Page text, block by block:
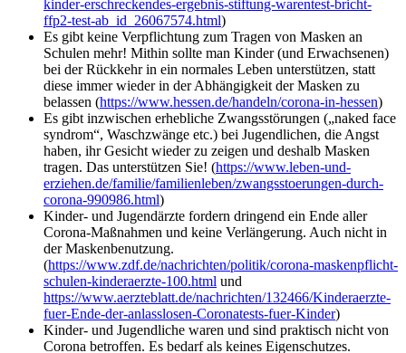
kinder-erschreckendes-ergebnis-stiftung-warentest-bricht-
ffp2-test-ab_id_26067574.html)
Es gibt keine Verpflichtung zum Tragen von Masken an
Schulen mehr! Mithin sollte man Kinder (und Erwachsenen)
bei der Rückkehr in ein normales Leben unterstützen, statt
diese immer wieder in der Abhängigkeit der Masken zu
belassen (https://www.hessen.de/handeln/corona-in-hessen)
Es gibt inzwischen erhebliche Zwangsstörungen („naked face
syndrom“, Waschzwänge etc.) bei Jugendlichen, die Angst
haben, ihr Gesicht wieder zu zeigen und deshalb Masken
tragen. Das unterstützen Sie! (https://www.leben-und-
erziehen.de/familie/familienleben/zwangsstoerungen-durch-
corona-990986.html)
Kinder- und Jugendärzte fordern dringend ein Ende aller
Corona-Maßnahmen und keine Verlängerung. Auch nicht in
der Maskenbenutzung.
(https://www.zdf.de/nachrichten/politik/corona-maskenpflicht-
schulen-kinderaerzte-100.html und
https://www.aerzteblatt.de/nachrichten/132466/Kinderaerzte-
fuer-Ende-der-anlasslosen-Coronatests-fuer-Kinder)
Kinder- und Jugendliche waren und sind praktisch nicht von
Corona betroffen. Es bedarf als keines Eigenschutzes.